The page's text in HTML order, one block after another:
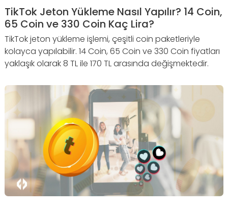
TikTok Jeton Yükleme Nasıl Yapılır? 14 Coin,
65 Coin ve 330 Coin Kaç Lira?
TikTok jeton yükleme işlemi, çeşitli coin paketleriyle
kolayca yapılabilir. 14 Coin, 65 Coin ve 330 Coin fiyatları
yaklaşık olarak 8 TL ile 170 TL arasında değişmektedir.